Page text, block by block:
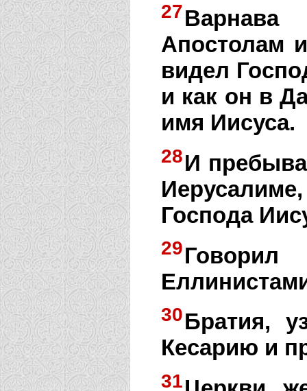
27
Апостолам
видел
и как он в
имя Иисуса.
28И
Господа
29
30Братия,
Кесарию и
31